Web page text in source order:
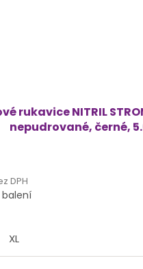
rukavice NITRIL
nepudrované, černé,
DPH
XL